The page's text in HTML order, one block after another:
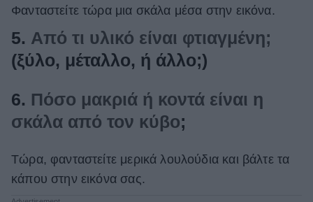
Φανταστείτε τώρα μια σκάλα μέσα στην εικόνα.
5. Από τι υλικό είναι φτιαγμένη;
(ξύλο, μέταλλο, ή άλλο;)
6. Πόσο μακριά ή κοντά είναι η
σκάλα από τον κύβο;
Τώρα, φανταστείτε μερικά λουλούδια και βάλτε τα
κάπου στην εικόνα σας.